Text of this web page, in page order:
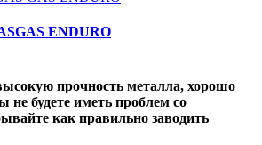
ENDURO
прочность металла, хорошо
не будете иметь проблем со
как правильно заводить